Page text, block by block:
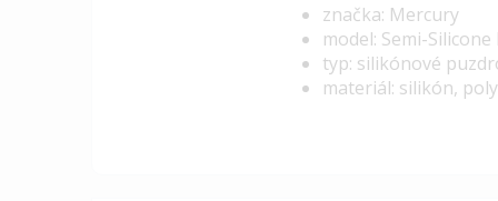
značka: Mercury
model: Semi-
typ: silikónové
materiál: silikón,